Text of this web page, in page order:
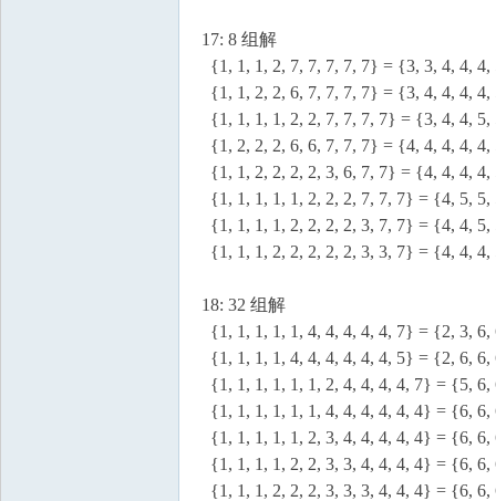
17: 8 组解
{1, 1, 1, 2, 7, 7, 7, 7, 7} = {3, 3, 4, 4, 4,
{1, 1, 2, 2, 6, 7, 7, 7, 7} = {3, 4, 4, 4, 4,
{1, 1, 1, 1, 2, 2, 7, 7, 7, 7} = {3, 4, 4, 5,
{1, 2, 2, 2, 6, 6, 7, 7, 7} = {4, 4, 4, 4, 4,
{1, 1, 2, 2, 2, 2, 3, 6, 7, 7} = {4, 4, 4, 4,
{1, 1, 1, 1, 1, 2, 2, 2, 7, 7, 7} = {4, 5, 5,
{1, 1, 1, 1, 2, 2, 2, 2, 3, 7, 7} = {4, 4, 5,
{1, 1, 1, 2, 2, 2, 2, 2, 3, 3, 7} = {4, 4, 4,
18: 32 组解
{1, 1, 1, 1, 1, 4, 4, 4, 4, 4, 7} = {2, 3, 6,
{1, 1, 1, 1, 4, 4, 4, 4, 4, 4, 5} = {2, 6, 6,
{1, 1, 1, 1, 1, 1, 2, 4, 4, 4, 4, 7} = {5, 6,
{1, 1, 1, 1, 1, 1, 4, 4, 4, 4, 4, 4} = {6, 6,
{1, 1, 1, 1, 1, 2, 3, 4, 4, 4, 4, 4} = {6, 6,
{1, 1, 1, 1, 2, 2, 3, 3, 4, 4, 4, 4} = {6, 6,
{1, 1, 1, 2, 2, 2, 3, 3, 3, 4, 4, 4} = {6, 6,